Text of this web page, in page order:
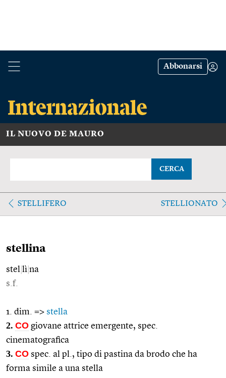
Abbonarsi
IL NUOVO DE MAURO
CERCA
STELLIFERO STELLIONATO
stellina
stel lì na
s.f.
1. dim. => stella
2. CO giovane attrice emergente, spec.
cinematografica
3. CO spec. al pl., tipo di pastina da brodo che ha
forma simile a una stella